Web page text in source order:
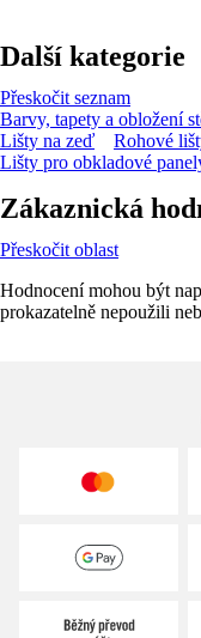
Další kategorie
Přeskočit seznam
Barvy, tapety a obložení
Lišty na zeď
Rohové
Lišty pro obkladové
Zákaznická
Přeskočit oblast
Hodnocení mohou být
prokazatelně nepoužili